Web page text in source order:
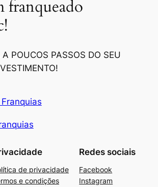
franqueado
A POUCOS PASSOS DO SEU
de privacidade
e condições
Redes sociais
Facebook
Instagram